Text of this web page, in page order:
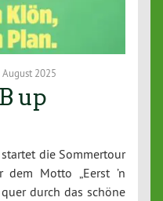
August 2025
up
die Sommertour
Motto „Eerst ’n
durch das schöne